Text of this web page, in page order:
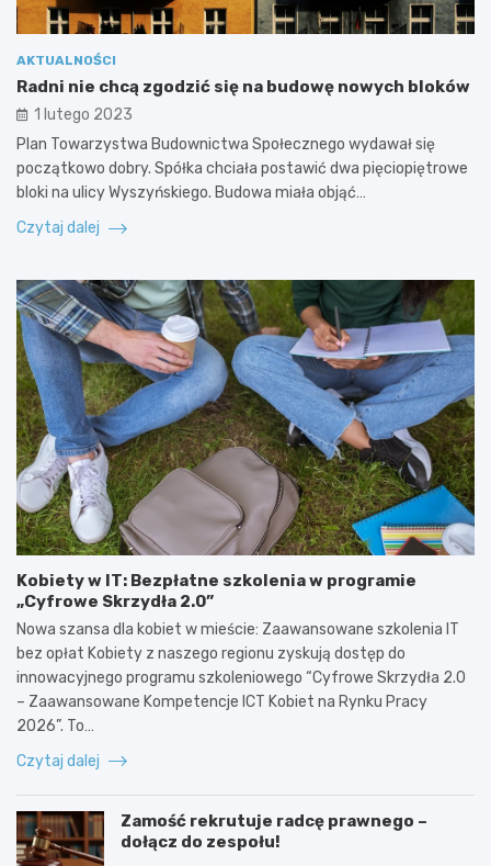
AKTUALNOŚCI
Radni nie chcą zgodzić się na budowę nowych bloków
1 lutego 2023
Plan Towarzystwa Budownictwa Społecznego wydawał się
początkowo dobry. Spółka chciała postawić dwa pięciopiętrowe
bloki na ulicy Wyszyńskiego. Budowa miała objąć…
Czytaj dalej
Kobiety w IT: Bezpłatne szkolenia w programie
„Cyfrowe Skrzydła 2.0”
Nowa szansa dla kobiet w mieście: Zaawansowane szkolenia IT
bez opłat Kobiety z naszego regionu zyskują dostęp do
innowacyjnego programu szkoleniowego “Cyfrowe Skrzydła 2.0
– Zaawansowane Kompetencje ICT Kobiet na Rynku Pracy
2026”. To…
Czytaj dalej
Zamość rekrutuje radcę prawnego –
dołącz do zespołu!